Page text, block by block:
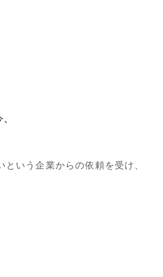
いう企業からの依頼を受け、